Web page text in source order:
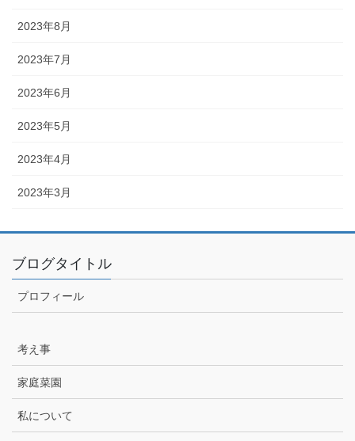
2023年8月
2023年7月
2023年6月
2023年5月
2023年4月
2023年3月
ブログタイトル
プロフィール
考え事
家庭菜園
私について